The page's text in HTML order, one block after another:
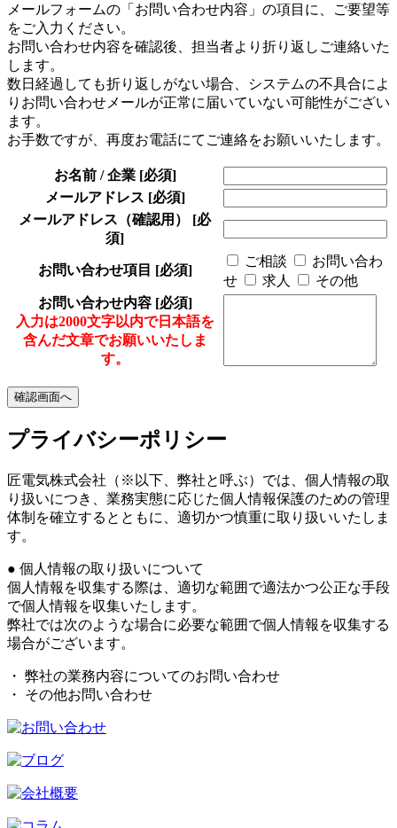
メールフォームの「お問い合わせ内容」の項目に、ご要望等
をご入力ください。
お問い合わせ内容を確認後、担当者より折り返しご連絡いた
します。
数日経過しても折り返しがない場合、システムの不具合によ
りお問い合わせメールが正常に届いていない可能性がござい
ます。
お手数ですが、再度お電話にてご連絡をお願いいたします。
お名前 / 企業 [必須]
メールアドレス [必須]
メールアドレス（確認用） [必
須]
お問い合わせ項目 [必須]
ご相談
お問い合わ
せ
求人
その他
お問い合わせ内容 [必須]
入力は2000文字以内で日本語を
含んだ文章でお願いいたしま
す。
プライバシーポリシー
匠電気株式会社（※以下、弊社と呼ぶ）では、個人情報の取
り扱いにつき、業務実態に応じた個人情報保護のための管理
体制を確立するとともに、適切かつ慎重に取り扱いいたしま
す。
● 個人情報の取り扱いについて
個人情報を収集する際は、適切な範囲で適法かつ公正な手段
で個人情報を収集いたします。
弊社では次のような場合に必要な範囲で個人情報を収集する
場合がございます。
・ 弊社の業務内容についてのお問い合わせ
・ その他お問い合わせ